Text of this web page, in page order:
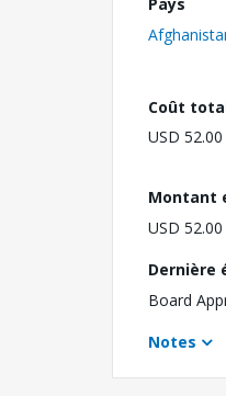
Coût
USD
Montant
USD
Dernière
Board
Notes